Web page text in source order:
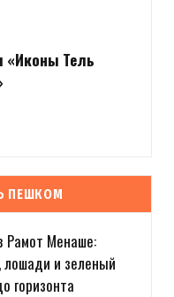
Тель
ПЕШКОМ
Рамот Менаше:
и зеленый
горизонта